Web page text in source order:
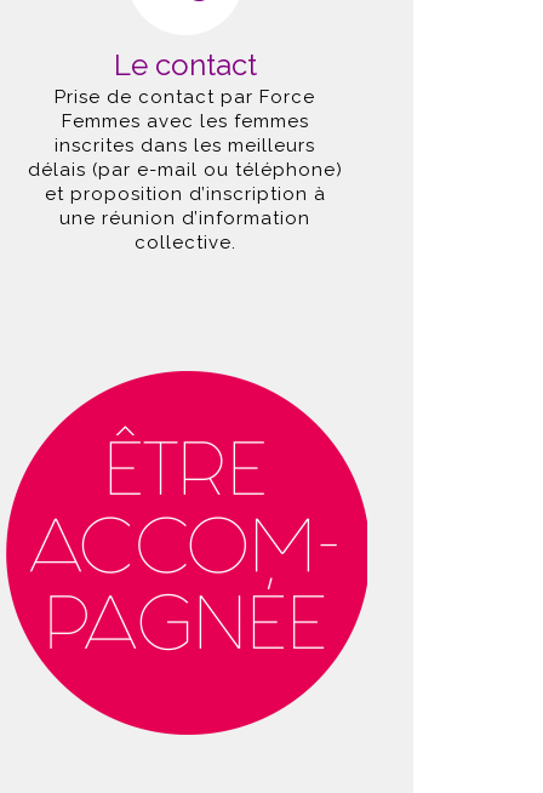
Le contact
Prise de contact par Force
Femmes avec les femmes
inscrites dans les meilleurs
délais (par e-mail ou téléphone)
et proposition d’inscription à
une réunion d’information
collective.